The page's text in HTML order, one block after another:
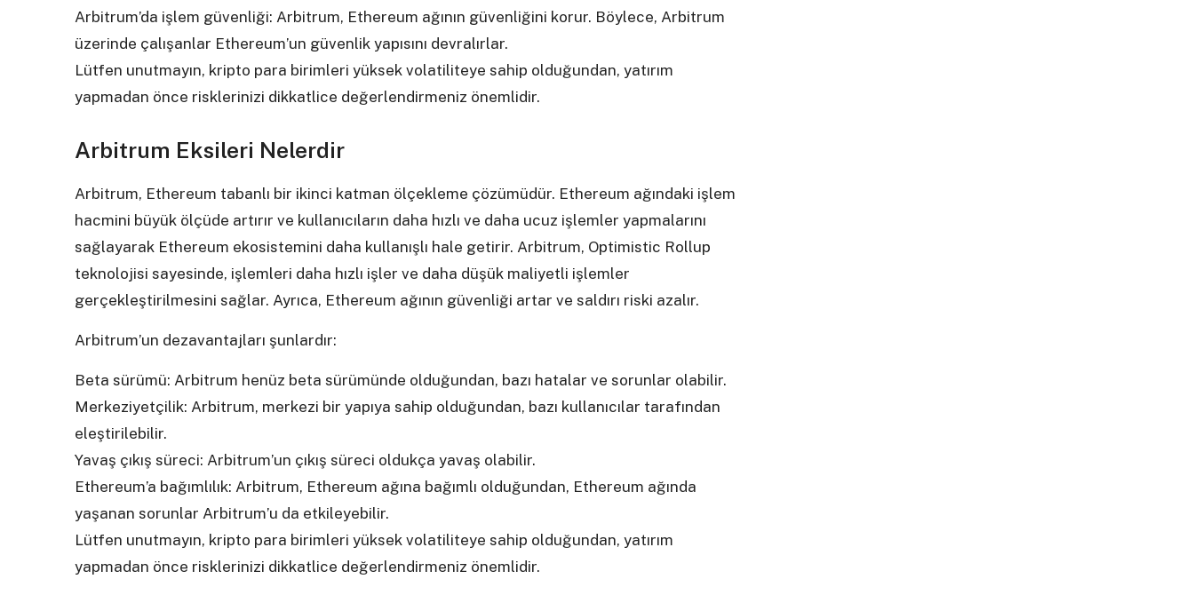
Arbitrum’da işlem güvenliği: Arbitrum, Ethereum ağının güvenliğini korur. Böylece, Arbitrum
üzerinde çalışanlar Ethereum’un güvenlik yapısını devralırlar.
Lütfen unutmayın, kripto para birimleri yüksek volatiliteye sahip olduğundan, yatırım
yapmadan önce risklerinizi dikkatlice değerlendirmeniz önemlidir.
Arbitrum Eksileri Nelerdir
Arbitrum, Ethereum tabanlı bir ikinci katman ölçekleme çözümüdür. Ethereum ağındaki işlem
hacmini büyük ölçüde artırır ve kullanıcıların daha hızlı ve daha ucuz işlemler yapmalarını
sağlayarak Ethereum ekosistemini daha kullanışlı hale getirir. Arbitrum, Optimistic Rollup
teknolojisi sayesinde, işlemleri daha hızlı işler ve daha düşük maliyetli işlemler
gerçekleştirilmesini sağlar. Ayrıca, Ethereum ağının güvenliği artar ve saldırı riski azalır.
Arbitrum’un dezavantajları şunlardır:
Beta sürümü: Arbitrum henüz beta sürümünde olduğundan, bazı hatalar ve sorunlar olabilir.
Merkeziyetçilik: Arbitrum, merkezi bir yapıya sahip olduğundan, bazı kullanıcılar tarafından
eleştirilebilir.
Yavaş çıkış süreci: Arbitrum’un çıkış süreci oldukça yavaş olabilir.
Ethereum’a bağımlılık: Arbitrum, Ethereum ağına bağımlı olduğundan, Ethereum ağında
yaşanan sorunlar Arbitrum’u da etkileyebilir.
Lütfen unutmayın, kripto para birimleri yüksek volatiliteye sahip olduğundan, yatırım
yapmadan önce risklerinizi dikkatlice değerlendirmeniz önemlidir.